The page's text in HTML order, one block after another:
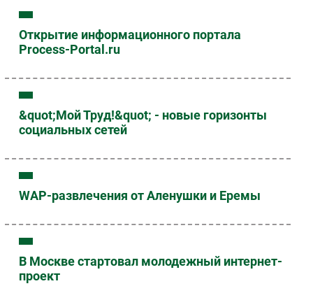
Открытие информационного портала
Process-Portal.ru
&quot;Мой Труд!&quot; - новые горизонты
социальных сетей
WAP-развлечения от Аленушки и Еремы
В Москве стартовал молодежный интернет-
проект